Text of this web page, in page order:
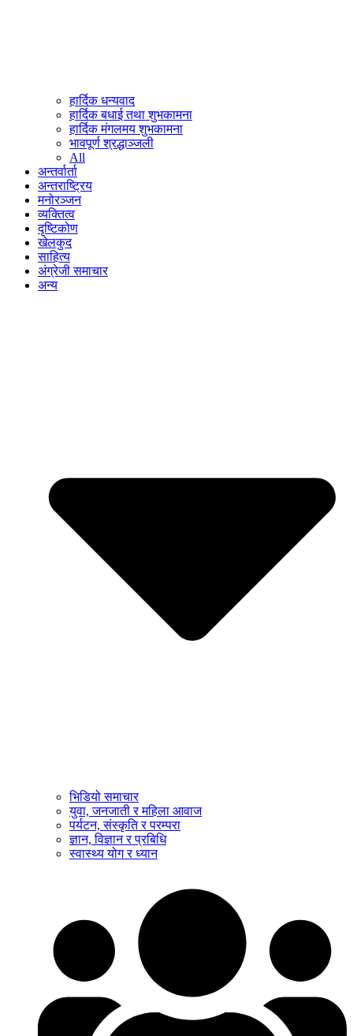
हार्दिक धन्यवाद
हार्दिक बधाई तथा शुभकामना
हार्दिक मंगलमय शुभकामना
भावपूर्ण श्रद्धाञ्जली
All
अन्तर्वार्ता
अन्तराष्ट्रिय
मनोरञ्जन
व्यक्तित्व
दृष्टिकोण
खेलकुद
साहित्य
अंग्रेजी समाचार
अन्य
भिडियो समाचार
युवा, जनजाती र महिला आवाज
पर्यटन, संस्कृति र परम्परा
ज्ञान, विज्ञान र प्रबिधि
स्वास्थ्य योग र ध्यान